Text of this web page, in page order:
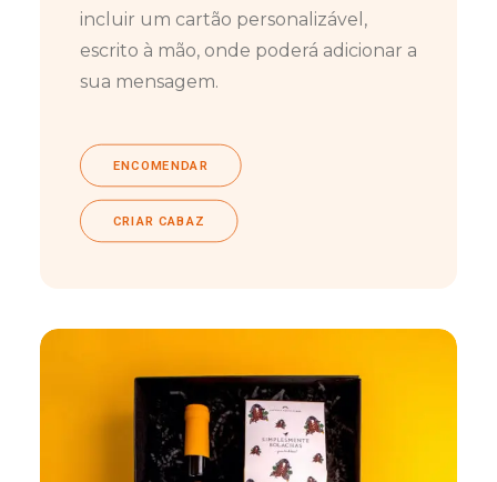
incluir um cartão personalizável,
escrito à mão, onde poderá adicionar a
sua mensagem.
ENCOMENDAR
CRIAR CABAZ